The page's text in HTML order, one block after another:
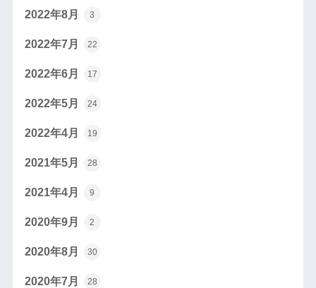
2022年8月 3
2022年7月 22
2022年6月 17
2022年5月 24
2022年4月 19
2021年5月 28
2021年4月 9
2020年9月 2
2020年8月 30
2020年7月 28